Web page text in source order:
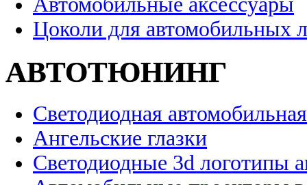
Цоколи для автомобильных
АВТОТЮНИНГ
Светодиодная
Ангельские глазки
Светодиодные 3d логотипы